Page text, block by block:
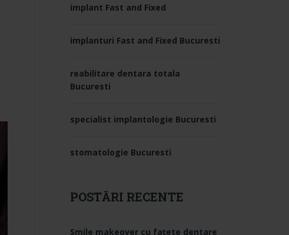
implant Fast and Fixed
implanturi Fast and Fixed Bucuresti
reabilitare dentara totala
Bucuresti
specialist implantologie Bucuresti
stomatologie Bucuresti
POSTĂRI RECENTE
Smile makeover cu fațete dentare